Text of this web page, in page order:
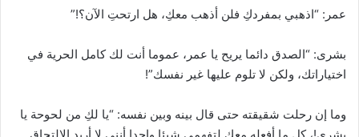
عمر: “اذهبي بمفردكِ فلن أذهب معكِ، هل ارتحتِ الآن؟!”
بشرى: “الصدق دائما يريح يا عمر، عموما أنت لك كامل الحرية في
اختياراتك، ولكن لا تلوم عليها غير نفسك”!
وما إن رحلت شقيقته حتى قال بينه وبين نفسه: “يا لكِ من لحوحة يا